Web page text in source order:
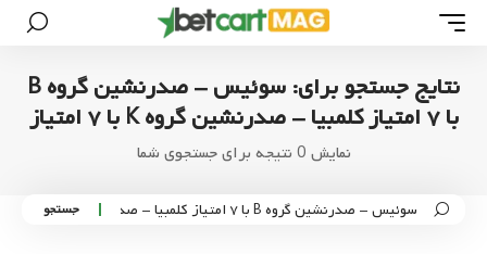
نتایج جستجو برای: سوئیس - صدرنشین گروه B
با ۷ امتیاز کلمبیا - صدرنشین گروه K با ۷ امتیاز
نمایش 0 نتیجه برای جستجوی شما